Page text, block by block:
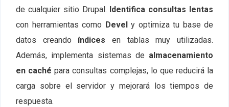
de cualquier sitio Drupal. Identifica consultas lentas
con herramientas como Devel y optimiza tu base de
datos creando índices en tablas muy utilizadas.
Además, implementa sistemas de almacenamiento
en caché para consultas complejas, lo que reducirá la
carga sobre el servidor y mejorará los tiempos de
respuesta.